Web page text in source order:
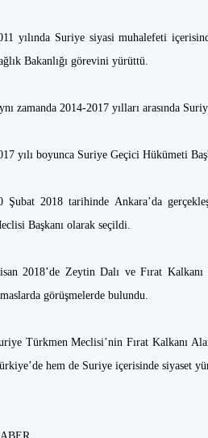
yılında Suriye siyasi muhalefeti
Bakanlığı görevini yürüttü.
zamanda 2014-2017 yılları arasında
yılı boyunca Suriye Geçici Hükümeti
Şubat 2018 tarihinde Ankara’da
Başkanı olarak seçildi.
2018’de Zeytin Dalı ve Fırat
görüşmelerde bulundu.
Türkmen Meclisi’nin Fırat Kalkanı
hem de Suriye içerisinde siyaset